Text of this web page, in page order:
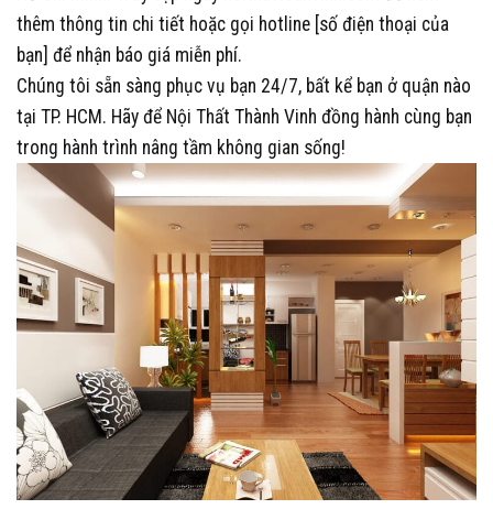
thêm thông tin chi tiết hoặc gọi hotline [số điện thoại của
bạn] để nhận báo giá miễn phí.
Chúng tôi sẵn sàng phục vụ bạn 24/7, bất kể bạn ở quận nào
tại TP. HCM. Hãy để Nội Thất Thành Vinh đồng hành cùng bạn
trong hành trình nâng tầm không gian sống!